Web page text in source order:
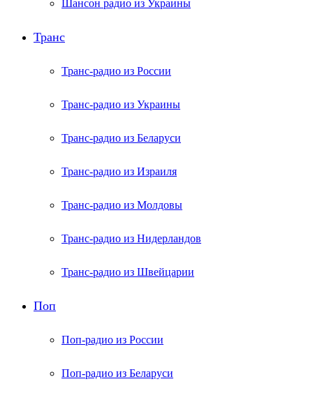
Шансон радио из Украины
Транс
Транс-радио из России
Транс-радио из Украины
Транс-радио из Беларуси
Транс-радио из Израиля
Транс-радио из Молдовы
Транс-радио из Нидерландов
Транс-радио из Швейцарии
Поп
Поп-радио из России
Поп-радио из Беларуси